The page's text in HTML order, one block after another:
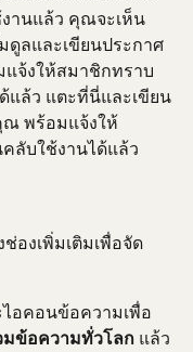
านแล้ว คุณจะเห็น
ดูลและเขียนประกาศ
จ้งให้สมาชิกทราบ
แล้ว แตะที่นี่และเขียน
พร้อมแจ้งให้
ลับใช้งานได้แล้ว
องเพิ่มเติมเพื่อจัด
อคอนข้อความเพื่อ
มข้อความทั่วโลก แล้ว